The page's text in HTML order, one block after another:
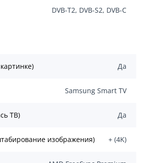
DVB-T2, DVB-S2, DVB-C
Да
Samsung Smart TV
ТВ) Да
изображения) + (4K)